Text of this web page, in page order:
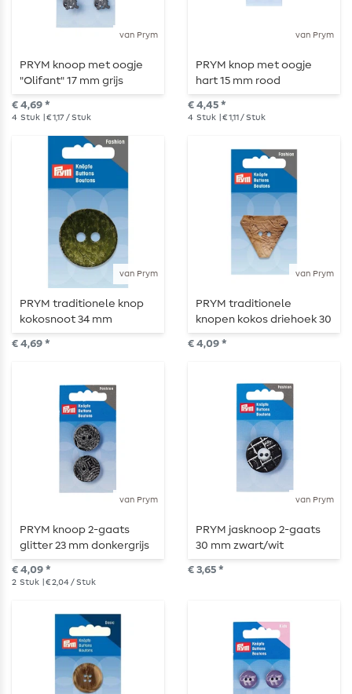
van Prym
PRYM knoop met oogje
"Olifant" 17 mm grijs
€ 4,69 *
4 Stuk | € 1,17 / Stuk
van Prym
PRYM knop met oogje
hart 15 mm rood
€ 4,45 *
4 Stuk | € 1,11 / Stuk
van Prym
PRYM traditionele knop
kokosnoot 34 mm
€ 4,69 *
van Prym
PRYM traditionele
knopen kokos driehoek 30
mm beige
€ 4,09 *
van Prym
PRYM knoop 2-gaats
glitter 23 mm donkergrijs
€ 4,09 *
2 Stuk | € 2,04 / Stuk
van Prym
PRYM jasknoop 2-gaats
30 mm zwart/wit
€ 3,65 *